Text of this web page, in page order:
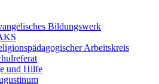
Bildungswerk
Arbeitskreis
und Hilfe